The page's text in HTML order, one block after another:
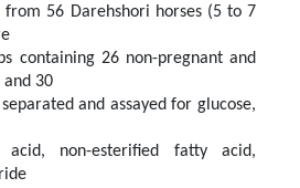
from 56 Darehshori horses (5 to 7
containing 26 non-pregnant and
30
and assayed for glucose,
acid, non-esterified fatty acid,